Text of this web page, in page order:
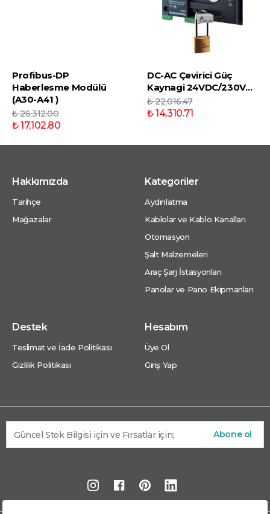
Profibus-DP
Haberlesme Modülü
(A30-A41 )
₺ 26,312.00
₺ 17,102.80
DC-AC Çevirici Güç
Kaynagi 24VDC/230VAC
₺ 22,016.47
₺ 14,310.71
Hakkımızda
Tarihçe
Mağazalar
Kategoriler
Aydınlatma
Kablolar ve Kablo Kanalları
Otomasyon
Şalt Malzemeleri
Araç Şarj İstasyonları
Panolar ve Pano Ekipmanları
Destek
Teslimat ve İade Politikası
Gizlilik Politikası
Hesabım
Üye Ol
Giriş Yap
Abone ol